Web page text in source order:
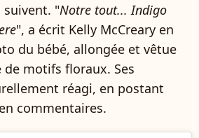
suivent. "Notre tout... Indigo
", a écrit Kelly McCreary en
du bébé, allongée et vêtue
motifs floraux. Ses
réagi, en postant
commentaires.